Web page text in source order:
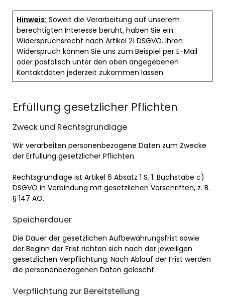
Hinweis: Soweit die Verarbeitung auf unserem
berechtigten Interesse beruht, haben Sie ein
Widerspruchsrecht nach Artikel 21 DSGVO. Ihren
Widerspruch können Sie uns zum Beispiel per E-Mail
oder postalisch unter den oben angegebenen
Kontaktdaten jederzeit zukommen lassen.
Erfüllung gesetzlicher Pflichten
Zweck und Rechtsgrundlage
Wir verarbeiten personenbezogene Daten zum Zwecke
der Erfüllung gesetzlicher Pflichten.
Rechtsgrundlage ist Artikel 6 Absatz 1 S. 1. Buchstabe c)
DSGVO in Verbindung mit gesetzlichen Vorschriften, z. B.
§ 147 AO.
Speicherdauer
Die Dauer der gesetzlichen Aufbewahrungsfrist sowie
der Beginn der Frist richten sich nach der jeweiligen
gesetzlichen Verpflichtung. Nach Ablauf der Frist werden
die personenbezogenen Daten gelöscht.
Verpflichtung zur Bereitstellung